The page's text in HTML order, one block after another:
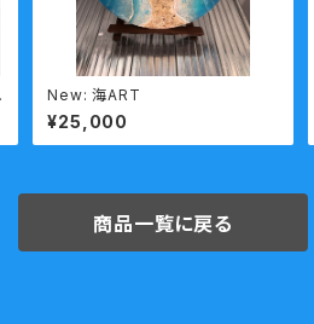
New: 海ART
¥25,000
商品一覧に戻る